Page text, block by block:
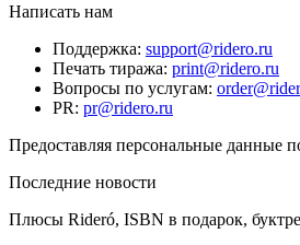
Написать нам
Поддержка: support@ridero.ru
Печать тиража: print@ridero.ru
Вопросы по услугам:
PR: pr@ridero.ru
Предоставляя персональные данные
Последние новости
Плюсы Rideró, ISBN в подарок,